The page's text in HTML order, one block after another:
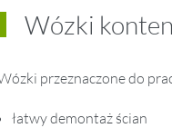
Wózki
przeznaczone do
łatwy demontaż ścian